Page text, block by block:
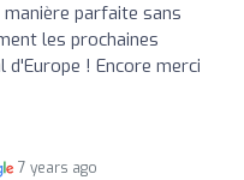
parfaite sans
les prochaines
d'Europe ! Encore merci
7 years ago